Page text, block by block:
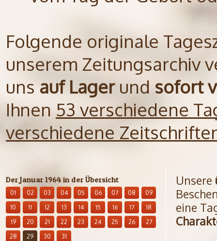
Folgende originale
unserem Zeitungsarchiv
uns auf Lagerund sofort
Ihnen 53 verschiedene
verschiedene
Der Januar 1964 in der Übersicht
01 02 03 04 05 06 07 08
09
10
11 12 13 14 15 16 17
18
19
20 21 22 23 24 25 26
27
28
29 30 31
Unsere
eine